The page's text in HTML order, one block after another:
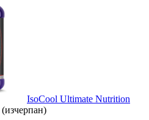
IsoCool Ultimate Nutrition
(изчерпан)